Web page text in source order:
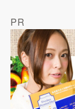
PR